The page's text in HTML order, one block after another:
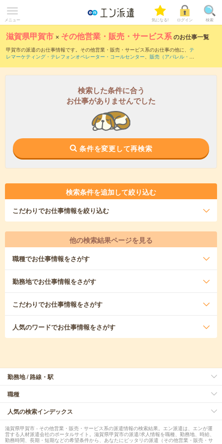
メニュー 気になる! ログイン 検索
滋賀県甲賀市 × その他営業・販売・サービス系のお仕事一覧
甲賀市の派遣のお仕事情報です。その他営業・販売・サービス系のお仕事の他に、 テ
レマーケティング・テレフォンオペレーター・コールセンター、 販売（アパレル・フ
けます。
検索した条件に合う
お仕事がありませんでした
条件を変更して再検索
検索条件を追加して絞り込む
こだわりでお仕事情報を絞り込む
他の検索結果ページを見る
職種でお仕事情報をさがす
勤務地でお仕事情報をさがす
こだわりでお仕事情報をさがす
人気のワードでお仕事情報をさがす
勤務地 / 路線・駅
職種
人気の検索インデックス
滋賀県甲賀市 - その他営業・販売・サービス系の派遣情報の検索結果。エン派遣は、エンが運
営する人材派遣会社のポータルサイト。滋賀県甲賀市の派遣/求人情報を職種、勤務地、時給、
勤務時間、長期・短期などの希望条件から、あなたにピッタリの派遣（その他営業・販売・サ